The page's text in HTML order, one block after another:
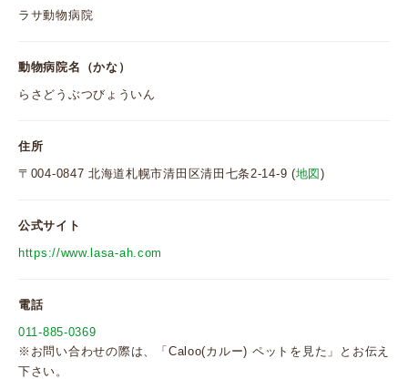
ラサ動物病院
動物病院名（かな）
らさどうぶつびょういん
住所
〒004-0847 北海道札幌市清田区清田七条2-14-9 (地図)
公式サイト
https://www.lasa-ah.com
電話
011-885-0369
※お問い合わせの際は、「Caloo(カルー) ペットを見た」とお伝え
下さい。